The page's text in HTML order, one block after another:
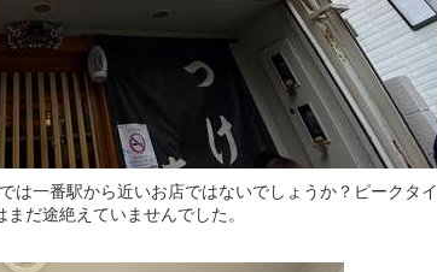
は一番駅から近いお店ではないでしょうか？ピークタイ
だ途絶えていませんでした。